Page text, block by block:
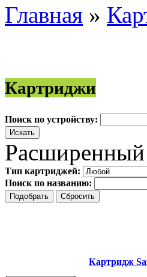
Главная »
Картриджи
Поиск по устройству:
Тип картриджей:
Поиск по названию:
Картридж